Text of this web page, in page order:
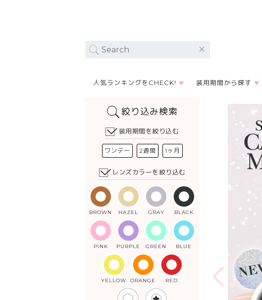
人気ランキングをCHECK! 装用期間から探す
絞り込み検索
装用期間を絞り込む
ワンデー 2週間 1ヶ月
レンズカラーを絞り込む
BROWN HAZEL GRAY BLACK
PINK PURPLE GREEN BLUE
YELLOW ORANGE RED